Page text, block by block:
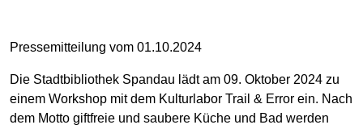
Pressemitteilung vom 01.10.2024
Die Stadtbibliothek Spandau lädt am 09. Oktober 2024 zu
einem Workshop mit dem Kulturlabor Trail & Error ein. Nach
dem Motto giftfreie und saubere Küche und Bad werden